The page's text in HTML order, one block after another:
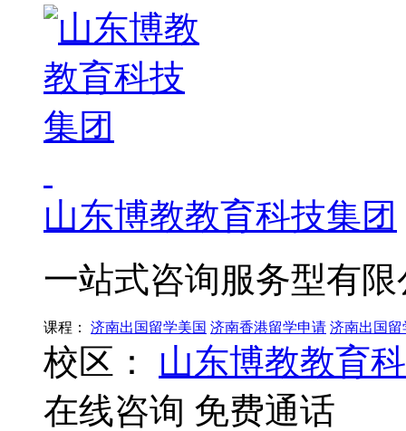
山东博教教育科技集团
一站式咨询服务型有限
课程： 济南出国留学美国 济南香港留学申请 济南出国留
校区：
山东博教教育
在线咨询 免费通话